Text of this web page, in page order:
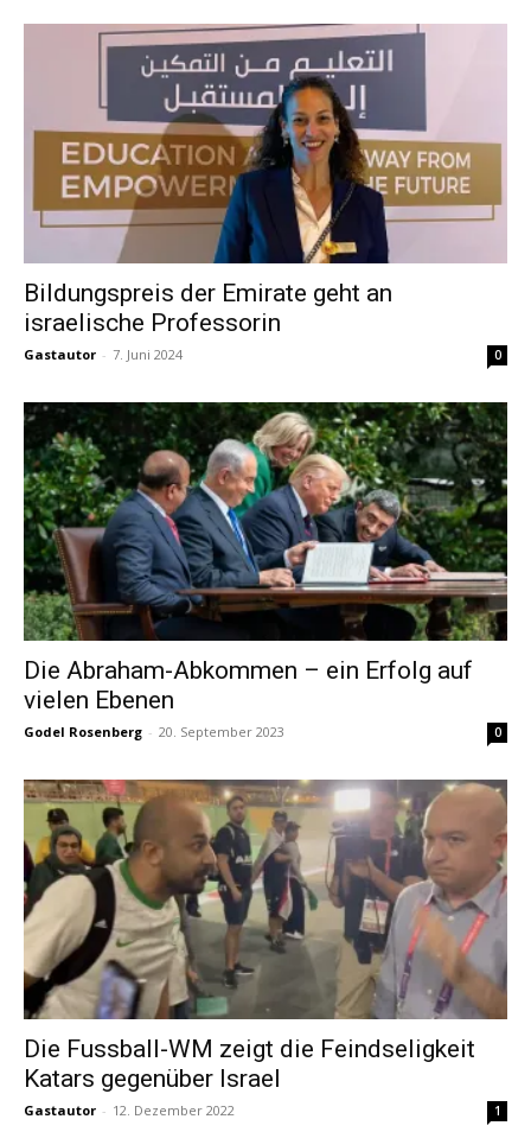
Bildungspreis der Emirate geht an
israelische Professorin
Gastautor - 7. Juni 2024 0
Die Abraham-Abkommen – ein Erfolg auf
vielen Ebenen
Godel Rosenberg - 20. September 2023 0
Die Fussball-WM zeigt die Feindseligkeit
Katars gegenüber Israel
Gastautor - 12. Dezember 2022 1